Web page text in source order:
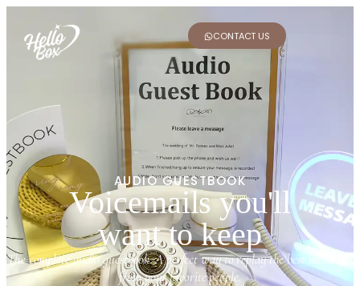
CONTACT US
AUDIO GUESTBOOK
Voicemails you'll
want to keep
The complete audio guestbook. A perfect way to replay the best memories
from your favorite people.